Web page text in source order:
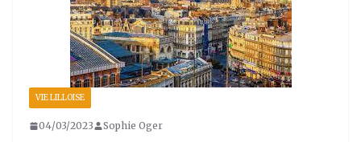
m o
k
VIE LILLOISE
04/03/2023 Sophie Oger